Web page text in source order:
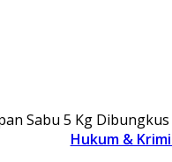
Sabu 5 Kg
Hukum &